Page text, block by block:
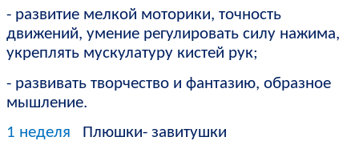
- развитие мелкой моторики, точность
движений, умение регулировать силу нажима,
укреплять мускулатуру кистей рук;
- развивать творчество и фантазию, образное
мышление.
1 неделя
Плюшки- завитушки